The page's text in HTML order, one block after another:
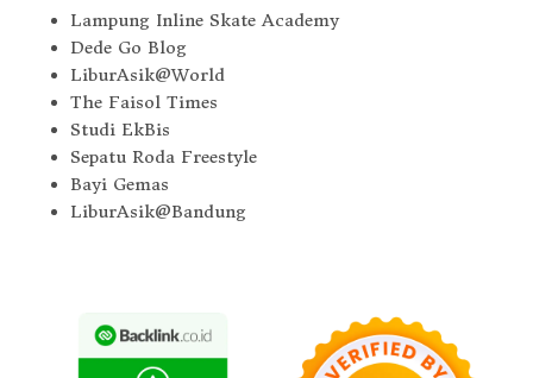
Lampung Inline Skate Academy
Dede Go Blog
LiburAsik@World
The Faisol Times
Studi EkBis
Sepatu Roda Freestyle
Bayi Gemas
LiburAsik@Bandung